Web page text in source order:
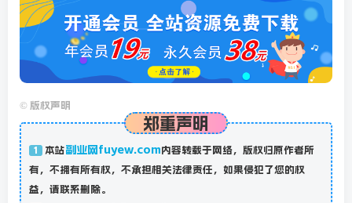
© 版权声明
郑重声明
1 本站副业网fuyew.com内容转载于网络，版权归原作者所
有，不拥有所有权，不承担相关法律责任，如果侵犯了您的权
益，请联系删除。